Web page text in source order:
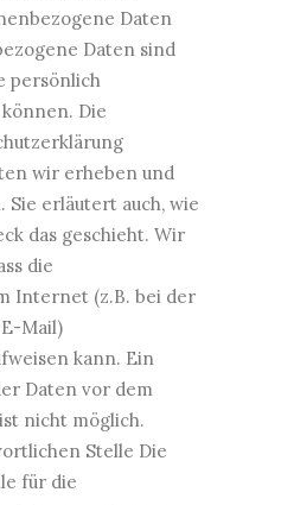
Daten
Daten sind
persönlich
Die
wir erheben und
erläutert auch, wie
das geschieht. Wir
die
Internet (z.B. bei der
Mail)
kann. Ein
Daten vor dem
nicht möglich.
Stelle Die
für die